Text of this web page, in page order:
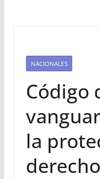
NACIONALES
Código
la